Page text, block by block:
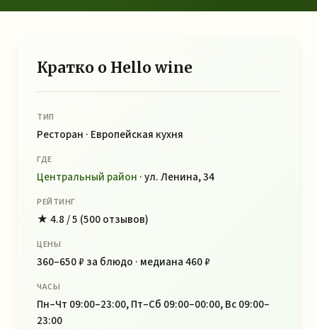
Кратко о Hello wine
ТИП
Ресторан · Европейская кухня
ГДЕ
Центральный район · ул. Ленина, 34
РЕЙТИНГ
★ 4.8 / 5 (500 отзывов)
ЦЕНЫ
360–650 ₽ за блюдо · медиана 460 ₽
ЧАСЫ
Пн–Чт 09:00–23:00, Пт–Сб 09:00–00:00, Вс 09:00–
23:00